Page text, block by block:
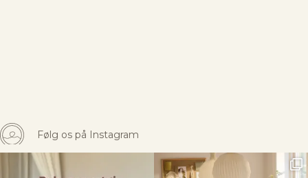
Følg os på Instagram